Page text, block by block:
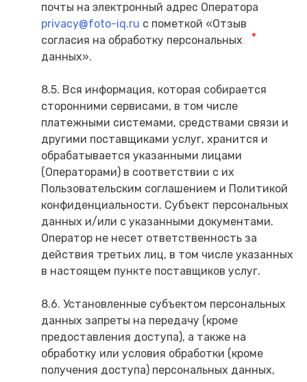
почты на электронный адрес Оператора
privacy@foto-iq.ru с пометкой «Отзыв
согласия на обработку персональных
данных».
8.5. Вся информация, которая собирается
сторонними сервисами, в том числе
платежными системами, средствами связи и
другими поставщиками услуг, хранится и
обрабатывается указанными лицами
(Операторами) в соответствии с их
Пользовательским соглашением и Политикой
конфиденциальности. Субъект персональных
данных и/или с указанными документами.
Оператор не несет ответственность за
действия третьих лиц, в том числе указанных
в настоящем пункте поставщиков услуг.
8.6. Установленные субъектом персональных
данных запреты на передачу (кроме
предоставления доступа), а также на
обработку или условия обработки (кроме
получения доступа) персональных данных,